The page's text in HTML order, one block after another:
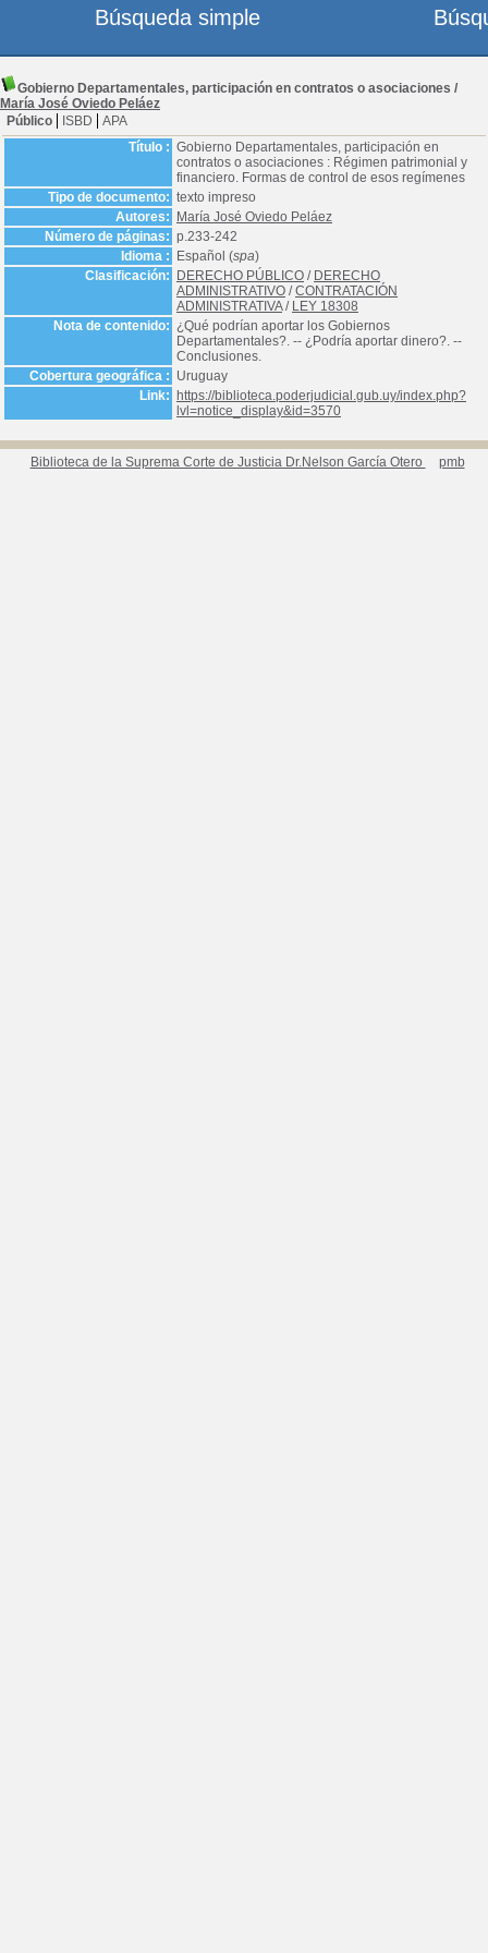
Gobierno Departamentales, participación en contratos o asociaciones /
María José Oviedo Peláez
Público
ISBD
APA
Título : Gobierno Departamentales, participación en
contratos o asociaciones : Régimen patrimonial y
financiero. Formas de control de esos regímenes
Tipo de documento: texto impreso
Autores:
María José Oviedo Peláez
Número de páginas: p.233-242
Idioma :
Español (spa)
Clasificación:
DERECHO PÚBLICO / DERECHO
ADMINISTRATIVO /CONTRATACIÓN
ADMINISTRATIVA/ LEY 18308
Nota de contenido: ¿Qué podrían aportar los Gobiernos
Departamentales?. -- ¿Podría aportar dinero?. --
Conclusiones.
Cobertura geográfica : Uruguay
Link:
https://biblioteca.poderjudicial.gub.uy/index.php?
lvl=notice_display&id=3570
Biblioteca de la Suprema Corte de Justicia Dr.Nelson García Otero pmb
Búsqueda simple